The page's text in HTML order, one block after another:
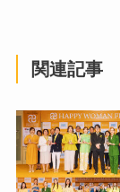
関連記事